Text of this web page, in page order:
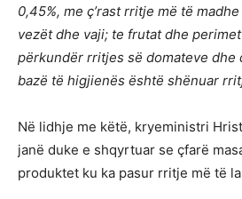
0,45%, me ç’rast rritje më të
vezët dhe vaji; te frutat dhe
përkundër rritjes së domateve dhe
bazë të higjienës është shënuar
Në lidhje me këtë, kryeministri
janë duke e shqyrtuar se çfarë
produktet ku ka pasur rritje më të